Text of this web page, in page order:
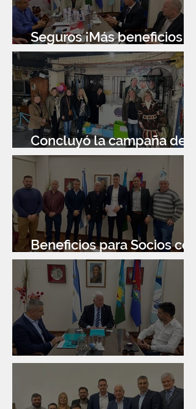
Seguros ¡Más beneficios
para socios!
Concluyó la campaña de
donación de libros
Beneficios para Socios con
Banco Santander
Reunión con Sur Finanzas